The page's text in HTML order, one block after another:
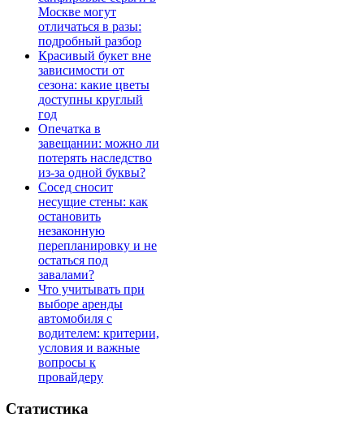
Москве могут
отличаться в разы:
подробный разбор
Красивый букет вне
зависимости от
сезона: какие цветы
доступны круглый
год
Опечатка в
завещании: можно ли
потерять наследство
из-за одной буквы?
Сосед сносит
несущие стены: как
остановить
незаконную
перепланировку и не
остаться под
завалами?
Что учитывать при
выборе аренды
автомобиля с
водителем: критерии,
условия и важные
вопросы к
провайдеру
Статистика